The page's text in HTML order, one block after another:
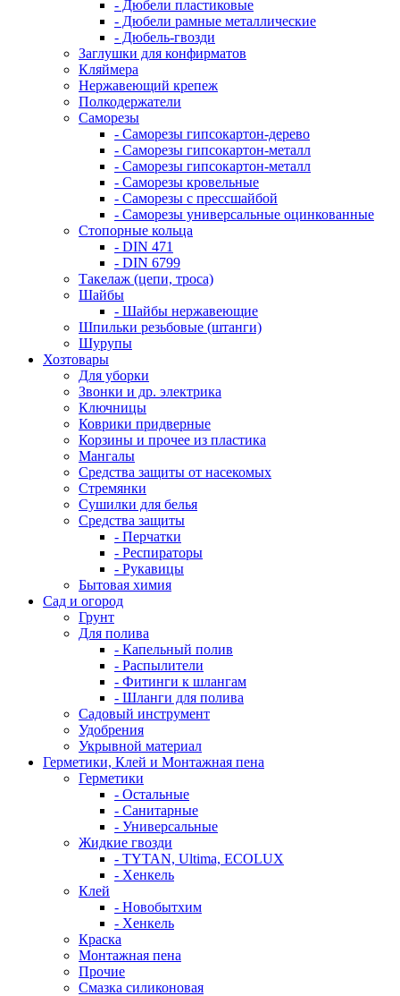
- Дюбели пластиковые
- Дюбели рамные металлические
- Дюбель-гвозди
Заглушки для конфирматов
Кляймера
Нержавеющий крепеж
Полкодержатели
Саморезы
- Саморезы гипсокартон-дерево
- Саморезы гипсокартон-металл
- Саморезы гипсокартон-металл
- Саморезы кровельные
- Саморезы с прессшайбой
- Саморезы универсальные оцинкованные
Стопорные кольца
- DIN 471
- DIN 6799
Такелаж (цепи, троса)
Шайбы
- Шайбы нержавеющие
Шпильки резьбовые (штанги)
Шурупы
Хозтовары
Для уборки
Звонки и др. электрика
Ключницы
Коврики придверные
Корзины и прочее из пластика
Мангалы
Средства защиты от насекомых
Стремянки
Сушилки для белья
Средства защиты
- Перчатки
- Респираторы
- Рукавицы
Бытовая химия
Сад и огород
Грунт
Для полива
- Капельный полив
- Распылители
- Фитинги к шлангам
- Шланги для полива
Садовый инструмент
Удобрения
Укрывной материал
Герметики, Клей и Монтажная пена
Герметики
- Остальные
- Санитарные
- Универсальные
Жидкие гвозди
- TYTAN, Ultima, ECOLUX
- Хенкель
Клей
- Новобытхим
- Хенкель
Краска
Монтажная пена
Прочие
Смазка силиконовая